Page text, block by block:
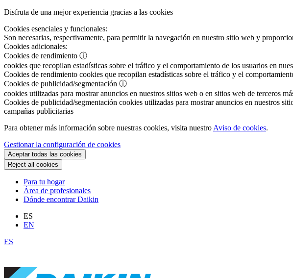
Disfruta de una mejor experiencia gracias a las cookies
Cookies esenciales y funcionales:
Son necesarias, respectivamente, para permitir la navegación en nuestro sitio web y
Cookies adicionales:
Cookies de rendimiento ⓘ
cookies que recopilan estadísticas sobre el tráfico y el comportamiento de los usuarios en
Cookies de rendimiento cookies que recopilan estadísticas sobre el tráfico y el
Cookies de publicidad/segmentación ⓘ
cookies utilizadas para mostrar anuncios en nuestros sitios web o en sitios web de terceros
Cookies de publicidad/segmentación cookies utilizadas para mostrar anuncios en nuestros
campañas publicitarias
Para obtener más información sobre nuestras cookies, visita nuestro Aviso de cookies.
Gestionar la configuración de cookies
Aceptar todas las cookies
Reject all cookies
Para tu hogar
Área de profesionales
Dónde encontrar Daikin
ES
EN
ES